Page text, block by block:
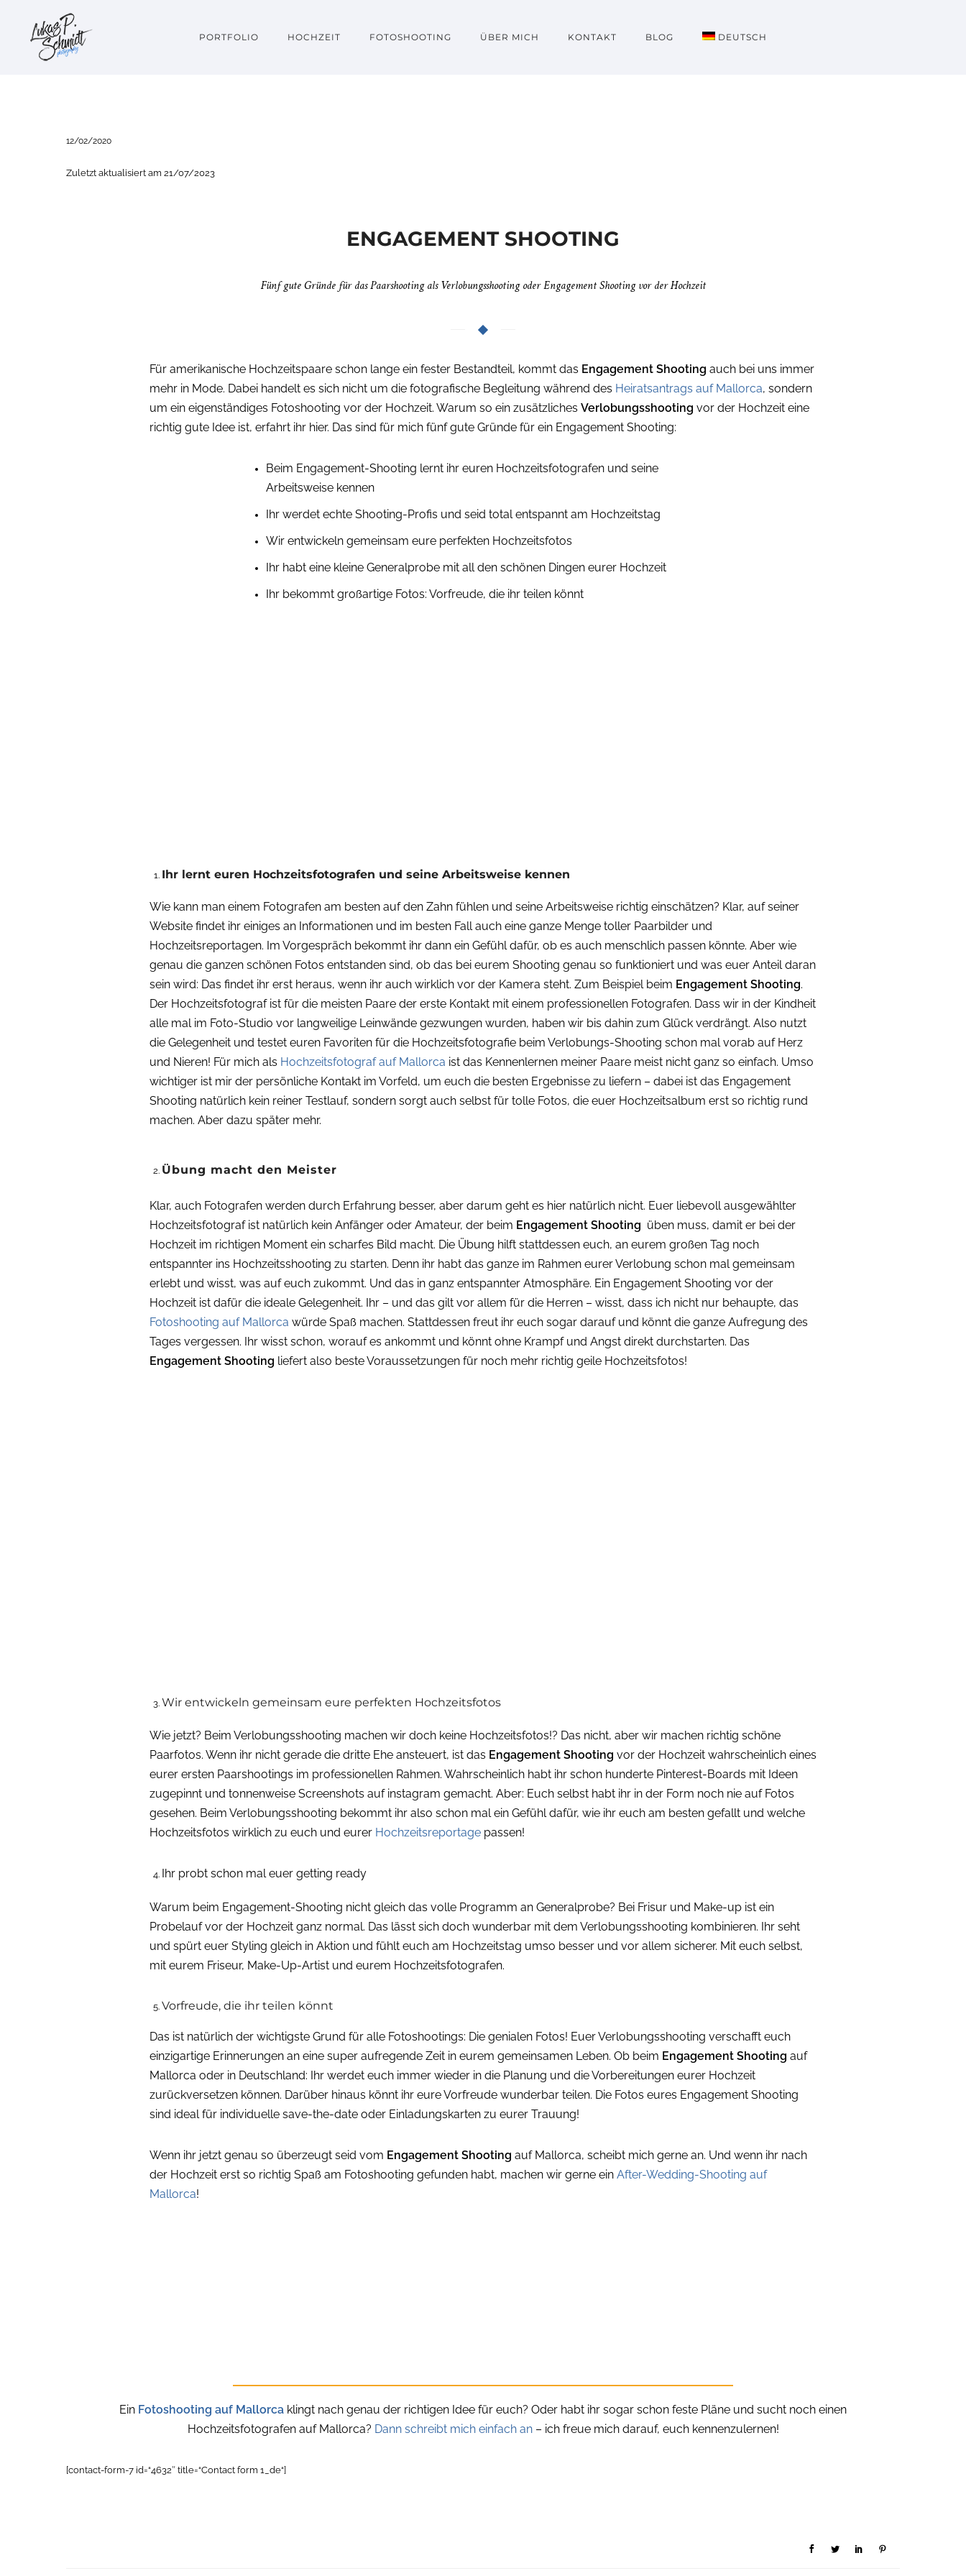
PORTFOLIO HOCHZEIT FOTOSHOOTING ÜBER MICH KONTAKT BLOG DEUTSCH
12/02/2020
Zuletzt aktualisiert am 21/07/2023
ENGAGEMENT SHOOTING
Fünf gute Gründe für das Paarshooting als Verlobungsshooting oder Engagement Shooting vor der Hochzeit
Für amerikanische Hochzeitspaare schon lange ein fester Bestandteil, kommt das Engagement Shooting auch bei uns immer
mehr in Mode. Dabei handelt es sich nicht um die fotografische Begleitung während des Heiratsantrags auf Mallorca, sondern
um ein eigenständiges Fotoshooting vor der Hochzeit. Warum so ein zusätzliches Verlobungsshooting vor der Hochzeit eine
richtig gute Idee ist, erfahrt ihr hier. Das sind für mich fünf gute Gründe für ein Engagement Shooting:
Beim Engagement-Shooting lernt ihr euren Hochzeitsfotografen und seine
Arbeitsweise kennen
Ihr werdet echte Shooting-Profis und seid total entspannt am Hochzeitstag
Wir entwickeln gemeinsam eure perfekten Hochzeitsfotos
Ihr habt eine kleine Generalprobe mit all den schönen Dingen eurer Hochzeit
Ihr bekommt großartige Fotos: Vorfreude, die ihr teilen könnt
Ihr lernt euren Hochzeitsfotografen und seine Arbeitsweise kennen
Wie kann man einem Fotografen am besten auf den Zahn fühlen und seine Arbeitsweise richtig einschätzen? Klar, auf seiner
Website findet ihr einiges an Informationen und im besten Fall auch eine ganze Menge toller Paarbilder und
Hochzeitsreportagen. Im Vorgespräch bekommt ihr dann ein Gefühl dafür, ob es auch menschlich passen könnte. Aber wie
genau die ganzen schönen Fotos entstanden sind, ob das bei eurem Shooting genau so funktioniert und was euer Anteil daran
sein wird: Das findet ihr erst heraus, wenn ihr auch wirklich vor der Kamera steht. Zum Beispiel beim Engagement Shooting.
Der Hochzeitsfotograf ist für die meisten Paare der erste Kontakt mit einem professionellen Fotografen. Dass wir in der Kindheit
alle mal im Foto-Studio vor langweilige Leinwände gezwungen wurden, haben wir bis dahin zum Glück verdrängt. Also nutzt
die Gelegenheit und testet euren Favoriten für die Hochzeitsfotografie beim Verlobungs-Shooting schon mal vorab auf Herz
und Nieren! Für mich als Hochzeitsfotograf auf Mallorca ist das Kennenlernen meiner Paare meist nicht ganz so einfach. Umso
wichtiger ist mir der persönliche Kontakt im Vorfeld, um euch die besten Ergebnisse zu liefern – dabei ist das Engagement
Shooting natürlich kein reiner Testlauf, sondern sorgt auch selbst für tolle Fotos, die euer Hochzeitsalbum erst so richtig rund
machen. Aber dazu später mehr.
Übung macht den Meister
Klar, auch Fotografen werden durch Erfahrung besser, aber darum geht es hier natürlich nicht. Euer liebevoll ausgewählter
Hochzeitsfotograf ist natürlich kein Anfänger oder Amateur, der beim Engagement Shooting üben muss, damit er bei der
Hochzeit im richtigen Moment ein scharfes Bild macht. Die Übung hilft stattdessen euch, an eurem großen Tag noch
entspannter ins Hochzeitsshooting zu starten. Denn ihr habt das ganze im Rahmen eurer Verlobung schon mal gemeinsam
erlebt und wisst, was auf euch zukommt. Und das in ganz entspannter Atmosphäre. Ein Engagement Shooting vor der
Hochzeit ist dafür die ideale Gelegenheit. Ihr – und das gilt vor allem für die Herren – wisst, dass ich nicht nur behaupte, das
Fotoshooting auf Mallorca würde Spaß machen. Stattdessen freut ihr euch sogar darauf und könnt die ganze Aufregung des
Tages vergessen. Ihr wisst schon, worauf es ankommt und könnt ohne Krampf und Angst direkt durchstarten. Das
Engagement Shooting liefert also beste Voraussetzungen für noch mehr richtig geile Hochzeitsfotos!
Wir entwickeln gemeinsam eure perfekten Hochzeitsfotos
Wie jetzt? Beim Verlobungsshooting machen wir doch keine Hochzeitsfotos!? Das nicht, aber wir machen richtig schöne
Paarfotos. Wenn ihr nicht gerade die dritte Ehe ansteuert, ist das Engagement Shooting vor der Hochzeit wahrscheinlich eines
eurer ersten Paarshootings im professionellen Rahmen. Wahrscheinlich habt ihr schon hunderte Pinterest-Boards mit Ideen
zugepinnt und tonnenweise Screenshots auf instagram gemacht. Aber: Euch selbst habt ihr in der Form noch nie auf Fotos
gesehen. Beim Verlobungsshooting bekommt ihr also schon mal ein Gefühl dafür, wie ihr euch am besten gefallt und welche
Hochzeitsfotos wirklich zu euch und eurer Hochzeitsreportage passen!
Ihr probt schon mal euer getting ready
Warum beim Engagement-Shooting nicht gleich das volle Programm an Generalprobe? Bei Frisur und Make-up ist ein
Probelauf vor der Hochzeit ganz normal. Das lässt sich doch wunderbar mit dem Verlobungsshooting kombinieren. Ihr seht
und spürt euer Styling gleich in Aktion und fühlt euch am Hochzeitstag umso besser und vor allem sicherer. Mit euch selbst,
mit eurem Friseur, Make-Up-Artist und eurem Hochzeitsfotografen.
Vorfreude, die ihr teilen könnt
Das ist natürlich der wichtigste Grund für alle Fotoshootings: Die genialen Fotos! Euer Verlobungsshooting verschafft euch
einzigartige Erinnerungen an eine super aufregende Zeit in eurem gemeinsamen Leben. Ob beim Engagement Shooting auf
Mallorca oder in Deutschland: Ihr werdet euch immer wieder in die Planung und die Vorbereitungen eurer Hochzeit
zurückversetzen können. Darüber hinaus könnt ihr eure Vorfreude wunderbar teilen. Die Fotos eures Engagement Shooting
sind ideal für individuelle save-the-date oder Einladungskarten zu eurer Trauung!
Wenn ihr jetzt genau so überzeugt seid vom Engagement Shooting auf Mallorca, scheibt mich gerne an. Und wenn ihr nach
der Hochzeit erst so richtig Spaß am Fotoshooting gefunden habt, machen wir gerne ein After-Wedding-Shooting auf
Mallorca!
Ein Fotoshooting auf Mallorca klingt nach genau der richtigen Idee für euch? Oder habt ihr sogar schon feste Pläne und sucht noch einen
Hochzeitsfotografen auf Mallorca? Dann schreibt mich einfach an– ich freue mich darauf, euch kennenzulernen!
[contact-form-7 id=“4632″ title=“Contact form 1_de“]